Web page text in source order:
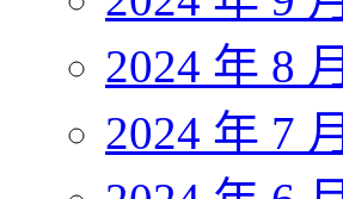
2024 年 8 月
2024 年 7 月